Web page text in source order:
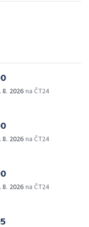
8. 2026 na ČT24
8. 2026 na ČT24
8. 2026 na ČT24